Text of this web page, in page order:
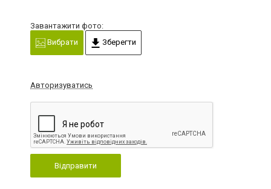
Завантажити фото:
Вибрати
Зберегти
Авторизуватись
Відправити